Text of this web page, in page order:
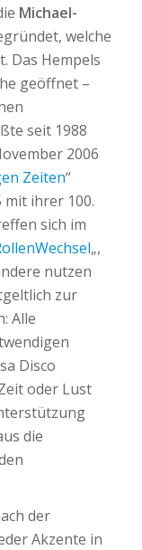
Michael-
welche
Das Hempels
geöffnet –
seit 1988
2006
Zeiten“
mit ihrer 100.
sich im
„,
nutzen
zur
Alle
Disco
oder Lust
die
der
Akzente in